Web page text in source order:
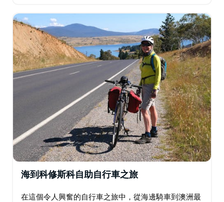
部海濱郊區蒂羅爾出發，沿著海岸蜿蜒前進…
海到科修斯科自助自行車之旅
在這個令人興奮的自行車之旅中，從海邊騎車到澳洲最